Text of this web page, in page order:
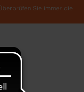
Sie immer die